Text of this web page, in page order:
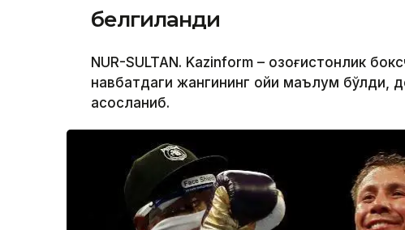
белгиланди
NUR-SULTAN. Kazinform – Қозоғистонлик
навбатдаги жангининг ойи маълум бўлди,
асосланиб.